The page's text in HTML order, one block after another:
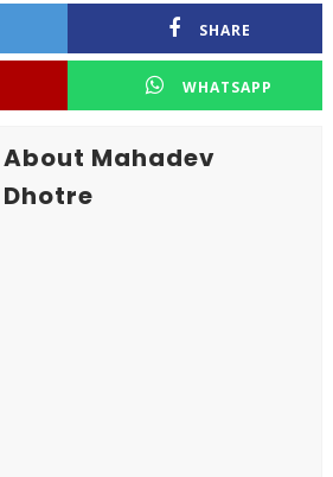
SHARE
WHATSAPP
About Mahadev
Dhotre